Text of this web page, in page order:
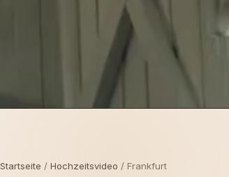
Startseite / Hochzeitsvideo / Frankfurt